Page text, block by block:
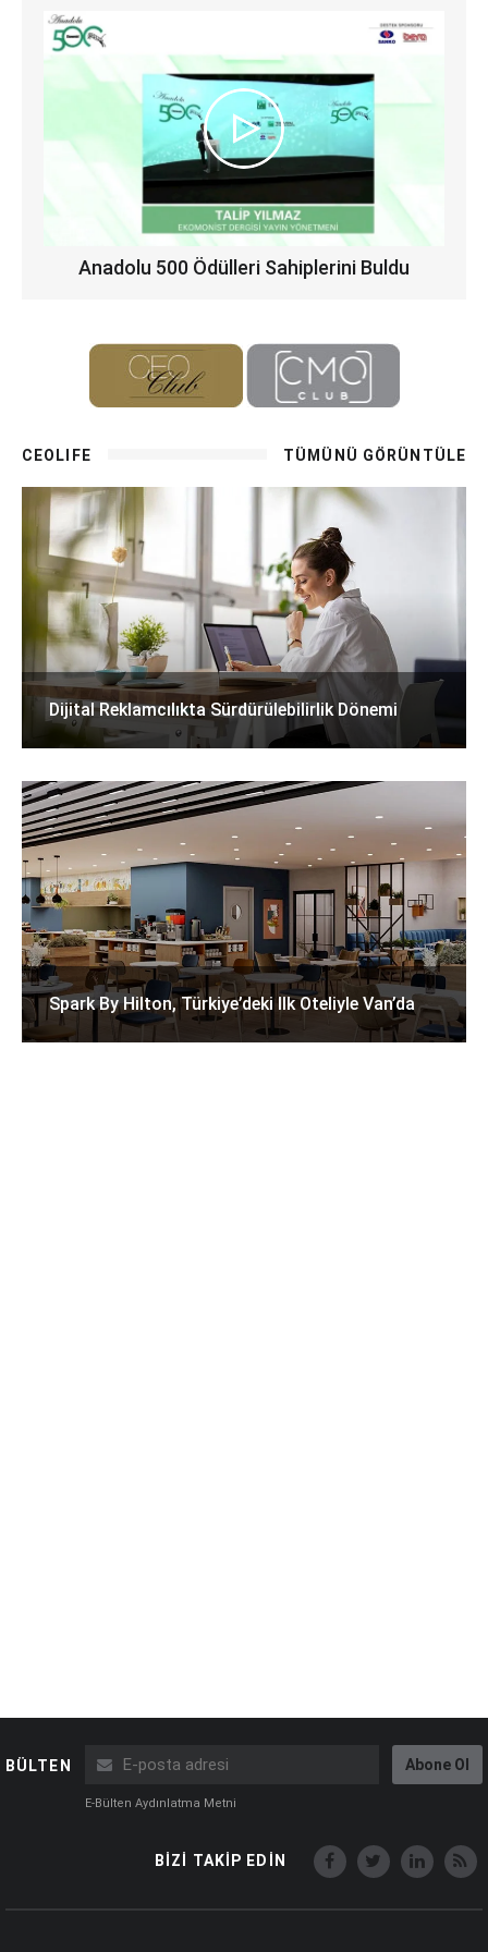
Anadolu 500 Ödülleri Sahiplerini Buldu
CEOLIFE TÜMÜNÜ GÖRÜNTÜLE
Dijital Reklamcılıkta Sürdürülebilirlik Dönemi
Spark By Hilton, Türkiye’deki Ilk Oteliyle Van’da
BÜLTEN Abone Ol
E-Bülten Aydınlatma Metni
BİZİ TAKİP EDİN